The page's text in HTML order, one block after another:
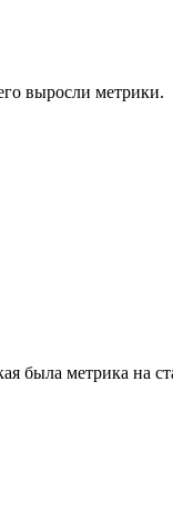
выросли метрики.
была метрика на